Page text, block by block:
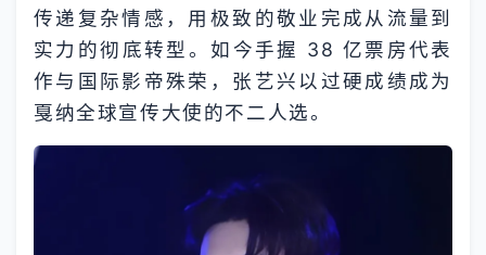
传递复杂情感，用极致的敬业完成从流量到
实力的彻底转型。如今手握 38 亿票房代表
作与国际影帝殊荣，张艺兴以过硬成绩成为
戛纳全球宣传大使的不二人选。